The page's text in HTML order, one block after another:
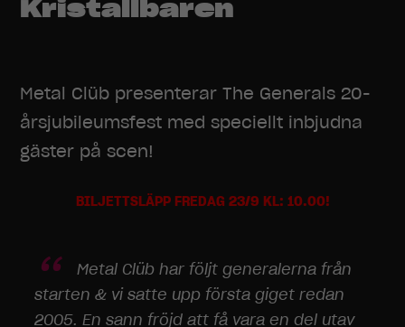
Kristallbaren
Metal Clüb presenterar The Generals 20-
årsjubileumsfest med speciellt inbjudna
gäster på scen!
BILJETTSLÄPP FREDAG 23/9 KL: 10.00!
Metal Clüb har följt generalerna från
starten & vi satte upp första giget redan
2005. En sann fröjd att få vara en del utav